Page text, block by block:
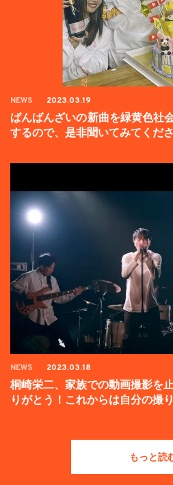
NEWS 2023.03.19
ばんばんざいの新曲を緑黄色社
するので、是非聞いてみてくだ
NEWS 2023.03.18
桐崎栄二、家族での動画撮影を
りがとう！これからは自分の撮
もっと読